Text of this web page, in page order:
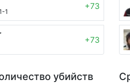
1
+73
+73
убийств